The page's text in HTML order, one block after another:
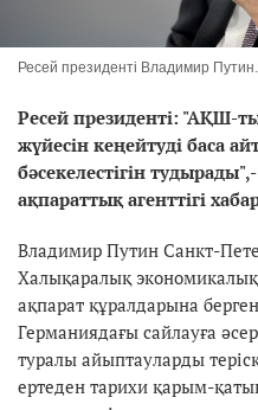
Ресей президенті Владимир
Ресей президенті: "АҚШ-
жүйесін кеңейтуді баса
бәсекелестігін
ақпараттық агенттігі
Владимир Путин Санкт-
Халықаралық
ақпарат құралдарына
Германиядағы сайлауға
туралы айыптауларды
ертеден тарихи қарым-